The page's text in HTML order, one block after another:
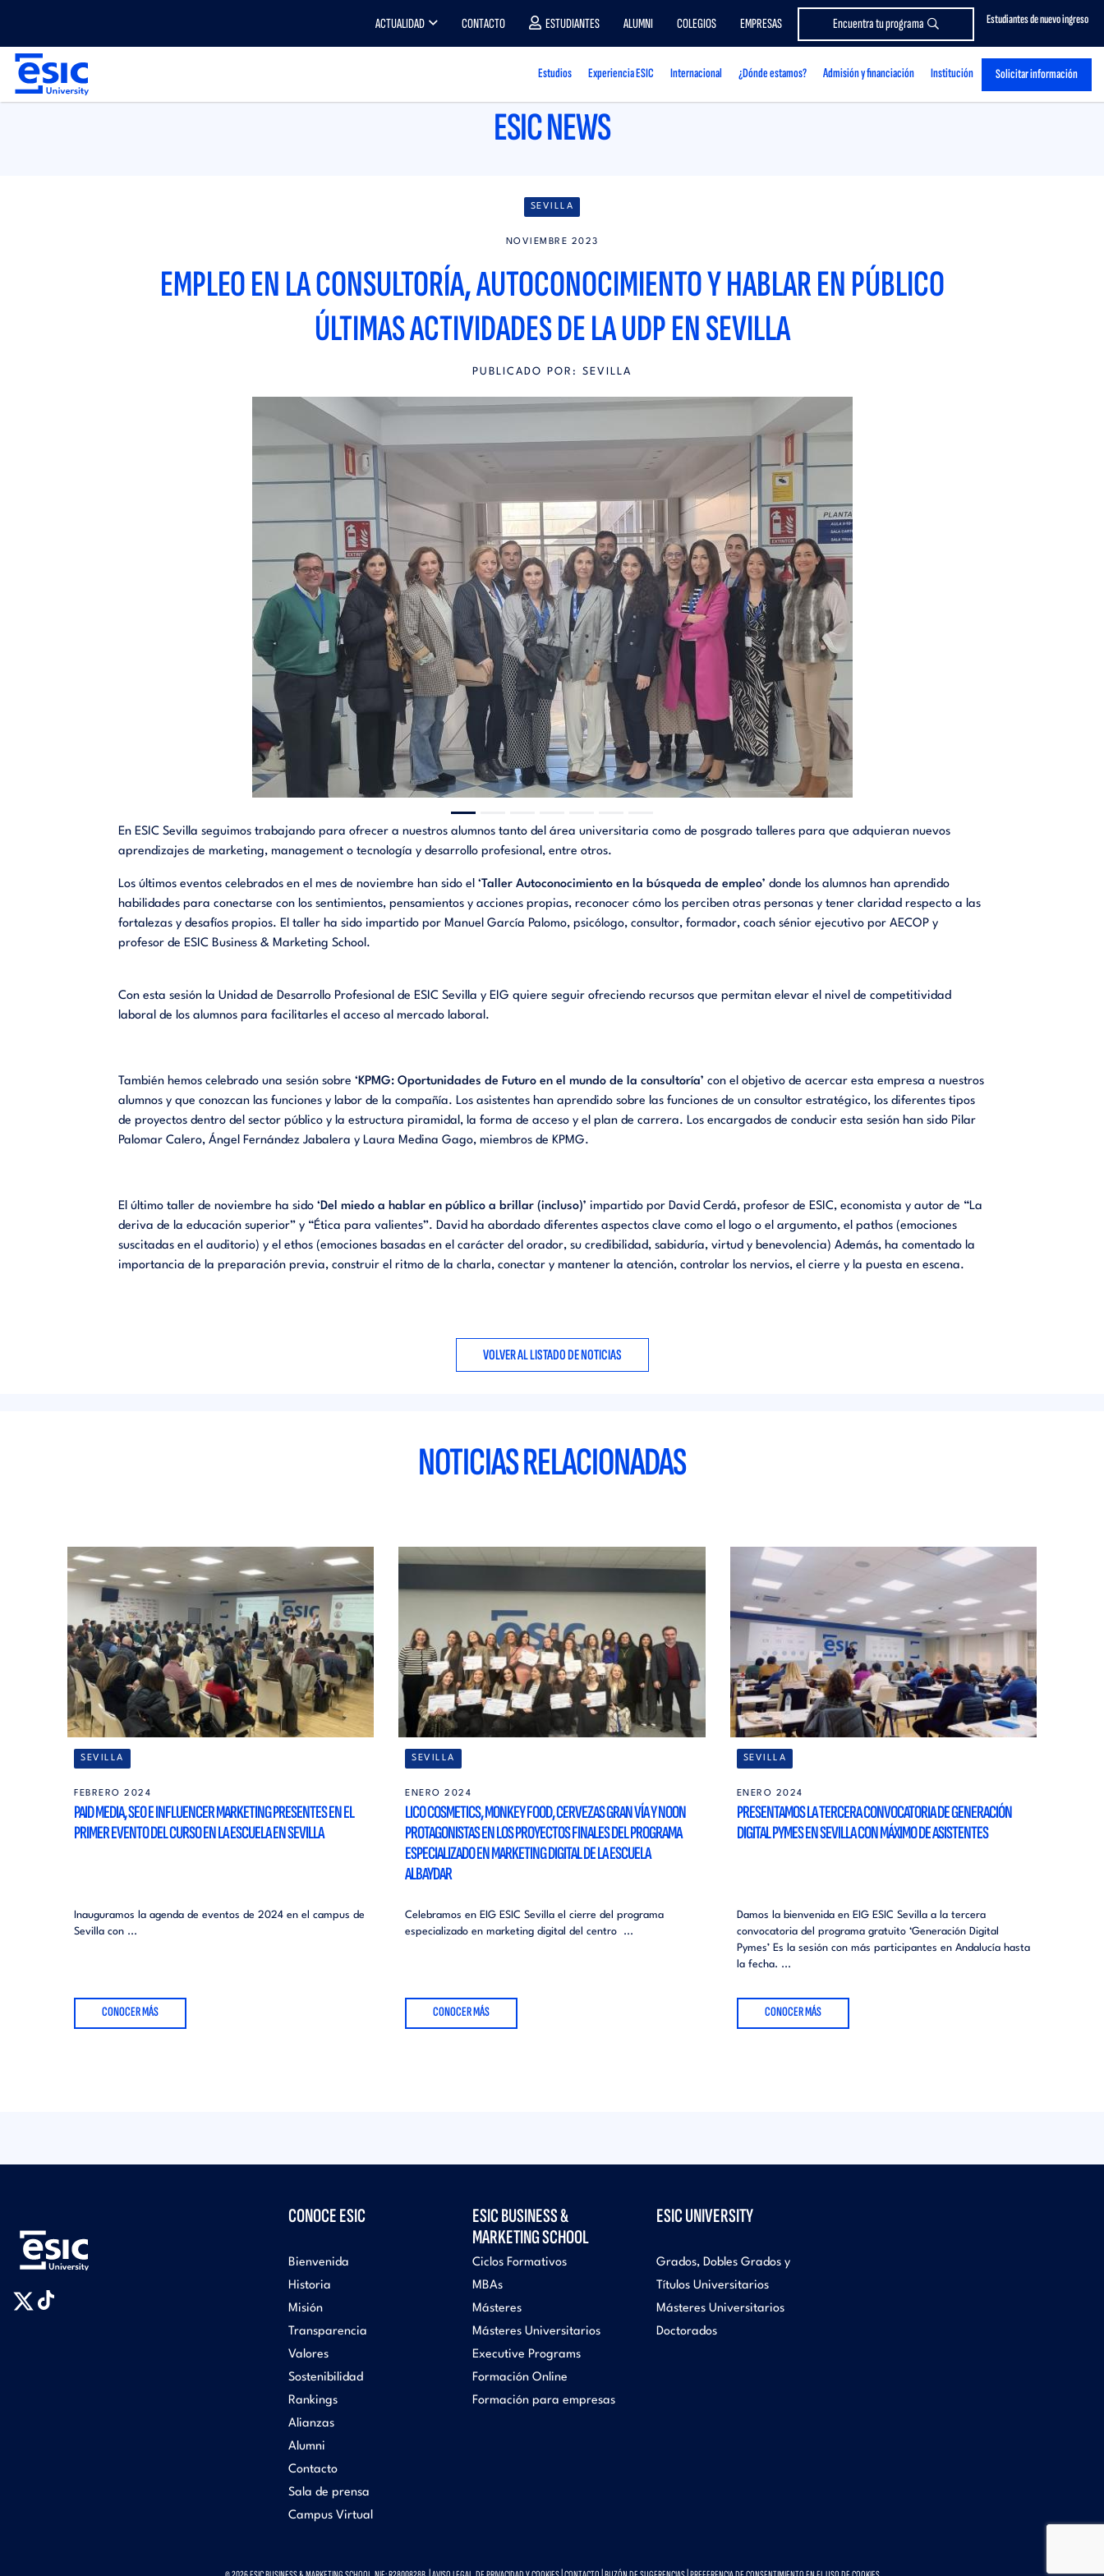
principal
Estudiantes de nuevo ingreso
ACTUALIDAD CONTACTO ESTUDIANTES ALUMNI COLEGIOS EMPRESAS Encuentra tu programa
Estudios Experiencia ESIC Internacional ¿Dónde estamos? Admisión y financiación Institución Solicitar información
ESIC NEWS
SEVILLA
NOVIEMBRE 2023
EMPLEO EN LA CONSULTORÍA, AUTOCONOCIMIENTO Y HABLAR EN PÚBLICO
ÚLTIMAS ACTIVIDADES DE LA UDP EN SEVILLA
PUBLICADO POR: SEVILLA
En ESIC Sevilla seguimos trabajando para ofrecer a nuestros alumnos tanto del área universitaria como de posgrado talleres para que adquieran nuevos
aprendizajesde marketing, managemento tecnología ydesarrollo profesional,entre otros.
Los últimos eventos celebrados en el mes de noviembre han sido el ‘ Taller Autoconocimiento en la búsqueda de empleo’ donde los alumnos han aprendido
habilidades para conectarse con los sentimientos, pensamientos y acciones propias, reconocer cómo los perciben otras personas y tener claridad respecto a las
fortalezas y desafíos propios. El taller ha sido impartido por Manuel García Palomo, psicólogo, consultor, formador, coach sénior ejecutivo por AECOP y
profesor de ESIC Business & Marketing School.
Con esta sesión la Unidad de Desarrollo Profesional de ESIC Sevilla y EIG quiere seguir ofreciendo recursos que permitan elevar el nivel de competitividad
laboral de los alumnos para facilitarles el acceso al mercado laboral.
También hemos celebrado una sesión sobre ‘KPMG: Oportunidades de Futuro en el mundo de la consultoría’ con el objetivo de acercar esta empresa a nuestros
alumnos y que conozcan las funciones y labor de la compañía. Los asistentes han aprendido sobre las funciones de un consultor estratégico, los diferentes tipos
de proyectos dentro del sector público y la estructura piramidal, la forma de acceso y el plan de carrera. Los encargados de conducir esta sesión han sido Pilar
Palomar Calero, Ángel Fernández Jabalera y Laura Medina Gago, miembros de KPMG.
El último taller de noviembre ha sido ‘Del miedo a hablar en público a brillar (incluso)’ impartido por David Cerdá, profesor de ESIC, economista y autor de “La
deriva de la educación superior” y “Ética para valientes”. David ha abordado diferentes aspectos clave como el logo o el argumento, el pathos(emociones
suscitadas en el auditorio) y el ethos(emociones basadas en el carácter del orador, su credibilidad, sabiduría, virtud y benevolencia) Además, ha comentado la
importancia de la preparación previa, construir el ritmo de la charla, conectar y mantener la atención, controlar los nervios, el cierre y la puesta en escena.
VOLVER AL LISTADO DE NOTICIAS
NOTICIAS RELACIONADAS
SEVILLA
FEBRERO 2024
PAID MEDIA, SEO E INFLUENCER MARKETING PRESENTES EN EL
PRIMER EVENTO DEL CURSO EN LA ESCUELA EN SEVILLA
Inauguramos la agenda de eventos de 2024 en el campus de
Sevilla con ...
CONOCER MÁS
SEVILLA
ENERO 2024
LICO COSMETICS, MONKEY FOOD, CERVEZAS GRAN VÍA Y NOON
PROTAGONISTAS EN LOS PROYECTOS FINALES DEL PROGRAMA
ESPECIALIZADO EN MARKETING DIGITAL DE LA ESCUELA
ALBAYDAR
Celebramos en EIG ESIC Sevilla el cierre del programa
especializado en marketing digital del centro ...
CONOCER MÁS
SEVILLA
ENERO 2024
PRESENTAMOS LA TERCERA CONVOCATORIA DE GENERACIÓN
DIGITAL PYMES EN SEVILLA CON MÁXIMO DE ASISTENTES
Damos la bienvenida en EIG ESIC Sevilla a la tercera
convocatoria del programa gratuito ‘Generación Digital
Pymes’ Es la sesión con más participantes en Andalucía hasta
la fecha. ...
CONOCER MÁS
CONOCE ESIC
Bienvenida
Historia
Misión
Transparencia
Valores
Sostenibilidad
Rankings
Alianzas
Alumni
Contacto
Sala de prensa
Campus Virtual
ESIC BUSINESS &
MARKETING SCHOOL
Ciclos Formativos
MBAs
Másteres
Másteres Universitarios
Executive Programs
Formación Online
Formación para empresas
ESIC UNIVERSITY
Grados, Dobles Grados y
Títulos Universitarios
Másteres Universitarios
Doctorados